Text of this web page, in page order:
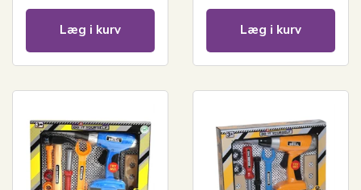
Læg i kurv Læg i kurv